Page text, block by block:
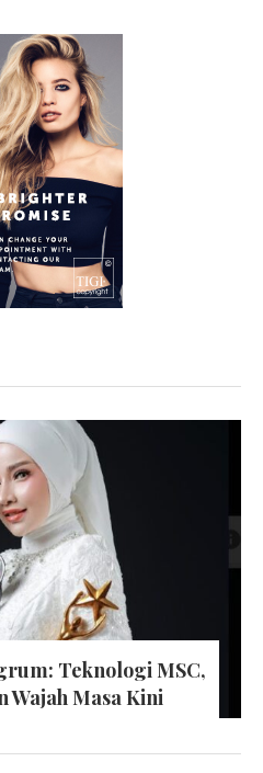
Teknologi MSC,
Wajah Masa Kini